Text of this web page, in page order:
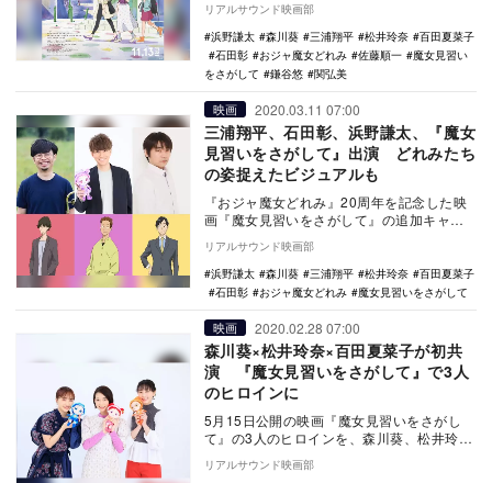
リアルサウンド映画部
浜野謙太
森川葵 三浦翔平 松井玲奈
百田夏菜子
石田彰
おジャ魔女どれみ 佐藤順一
魔女見習い
をさがして
鎌谷悠 関弘美
映画 2020.03.11 07:00
三浦翔平、石田彰、浜野謙太、『魔女
見習いをさがして』出演 どれみたち
の姿捉えたビジュアルも
『おジャ魔女どれみ』20周年を記念した映
画『魔女見習いをさがして』の追加キャス
トが発表され、あわせて本ビジュアルが公
開された。 …
リアルサウンド映画部
浜野謙太
森川葵 三浦翔平 松井玲奈
百田夏菜子
石田彰
おジャ魔女どれみ 魔女見習いをさがして
映画 2020.02.28 07:00
森川葵×松井玲奈×百田夏菜子が初共
演 『魔女見習いをさがして』で3人
のヒロインに
5月15日公開の映画『魔女見習いをさがし
て』の3人のヒロインを、森川葵、松井玲
奈、百田夏菜子が演じることが明らかにな
った。 …
リアルサウンド映画部